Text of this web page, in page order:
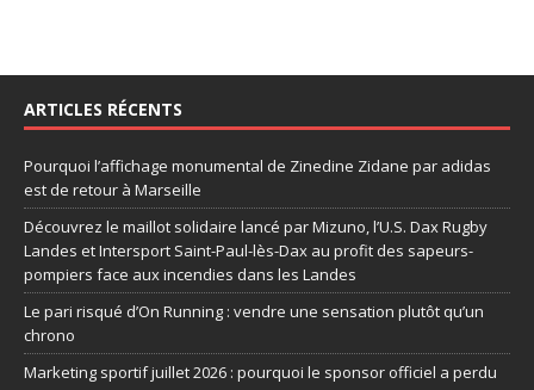
ARTICLES RÉCENTS
Pourquoi l’affichage monumental de Zinedine Zidane par adidas
est de retour à Marseille
Découvrez le maillot solidaire lancé par Mizuno, l’U.S. Dax Rugby
Landes et Intersport Saint-Paul-lès-Dax au profit des sapeurs-
pompiers face aux incendies dans les Landes
Le pari risqué d’On Running : vendre une sensation plutôt qu’un
chrono
Marketing sportif juillet 2026 : pourquoi le sponsor officiel a perdu